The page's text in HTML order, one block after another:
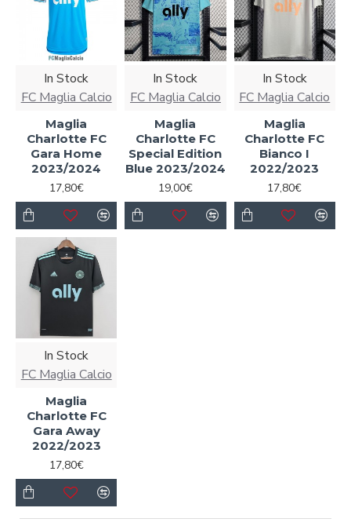
In Stock
FC Maglia Calcio
Maglia
Charlotte FC
Gara Home
2023/2024
17,80€
In Stock
FC Maglia Calcio
Maglia
Charlotte FC
Special Edition
Blue 2023/2024
19,00€
In Stock
FC Maglia Calcio
Maglia
Charlotte FC
Bianco I
2022/2023
17,80€
In Stock
FC Maglia Calcio
Maglia
Charlotte FC
Gara Away
2022/2023
17,80€